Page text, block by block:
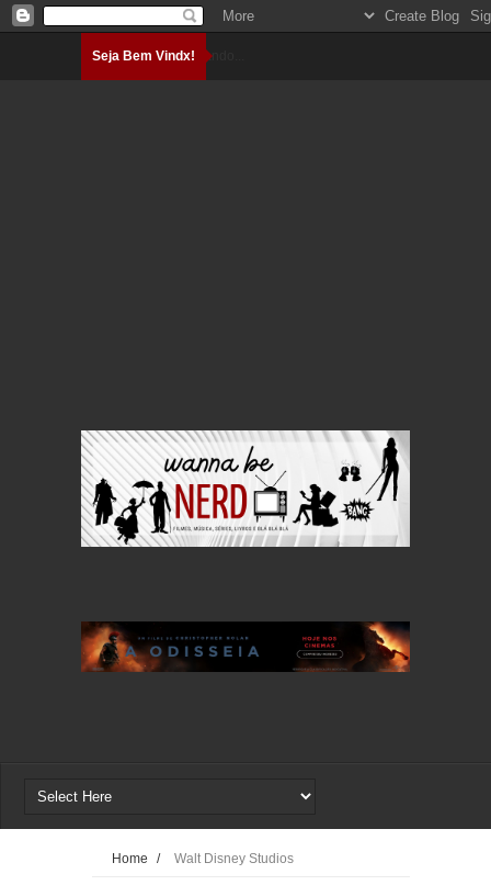
Seja Bem Vindx!Carregando...
Home / Walt Disney Studios